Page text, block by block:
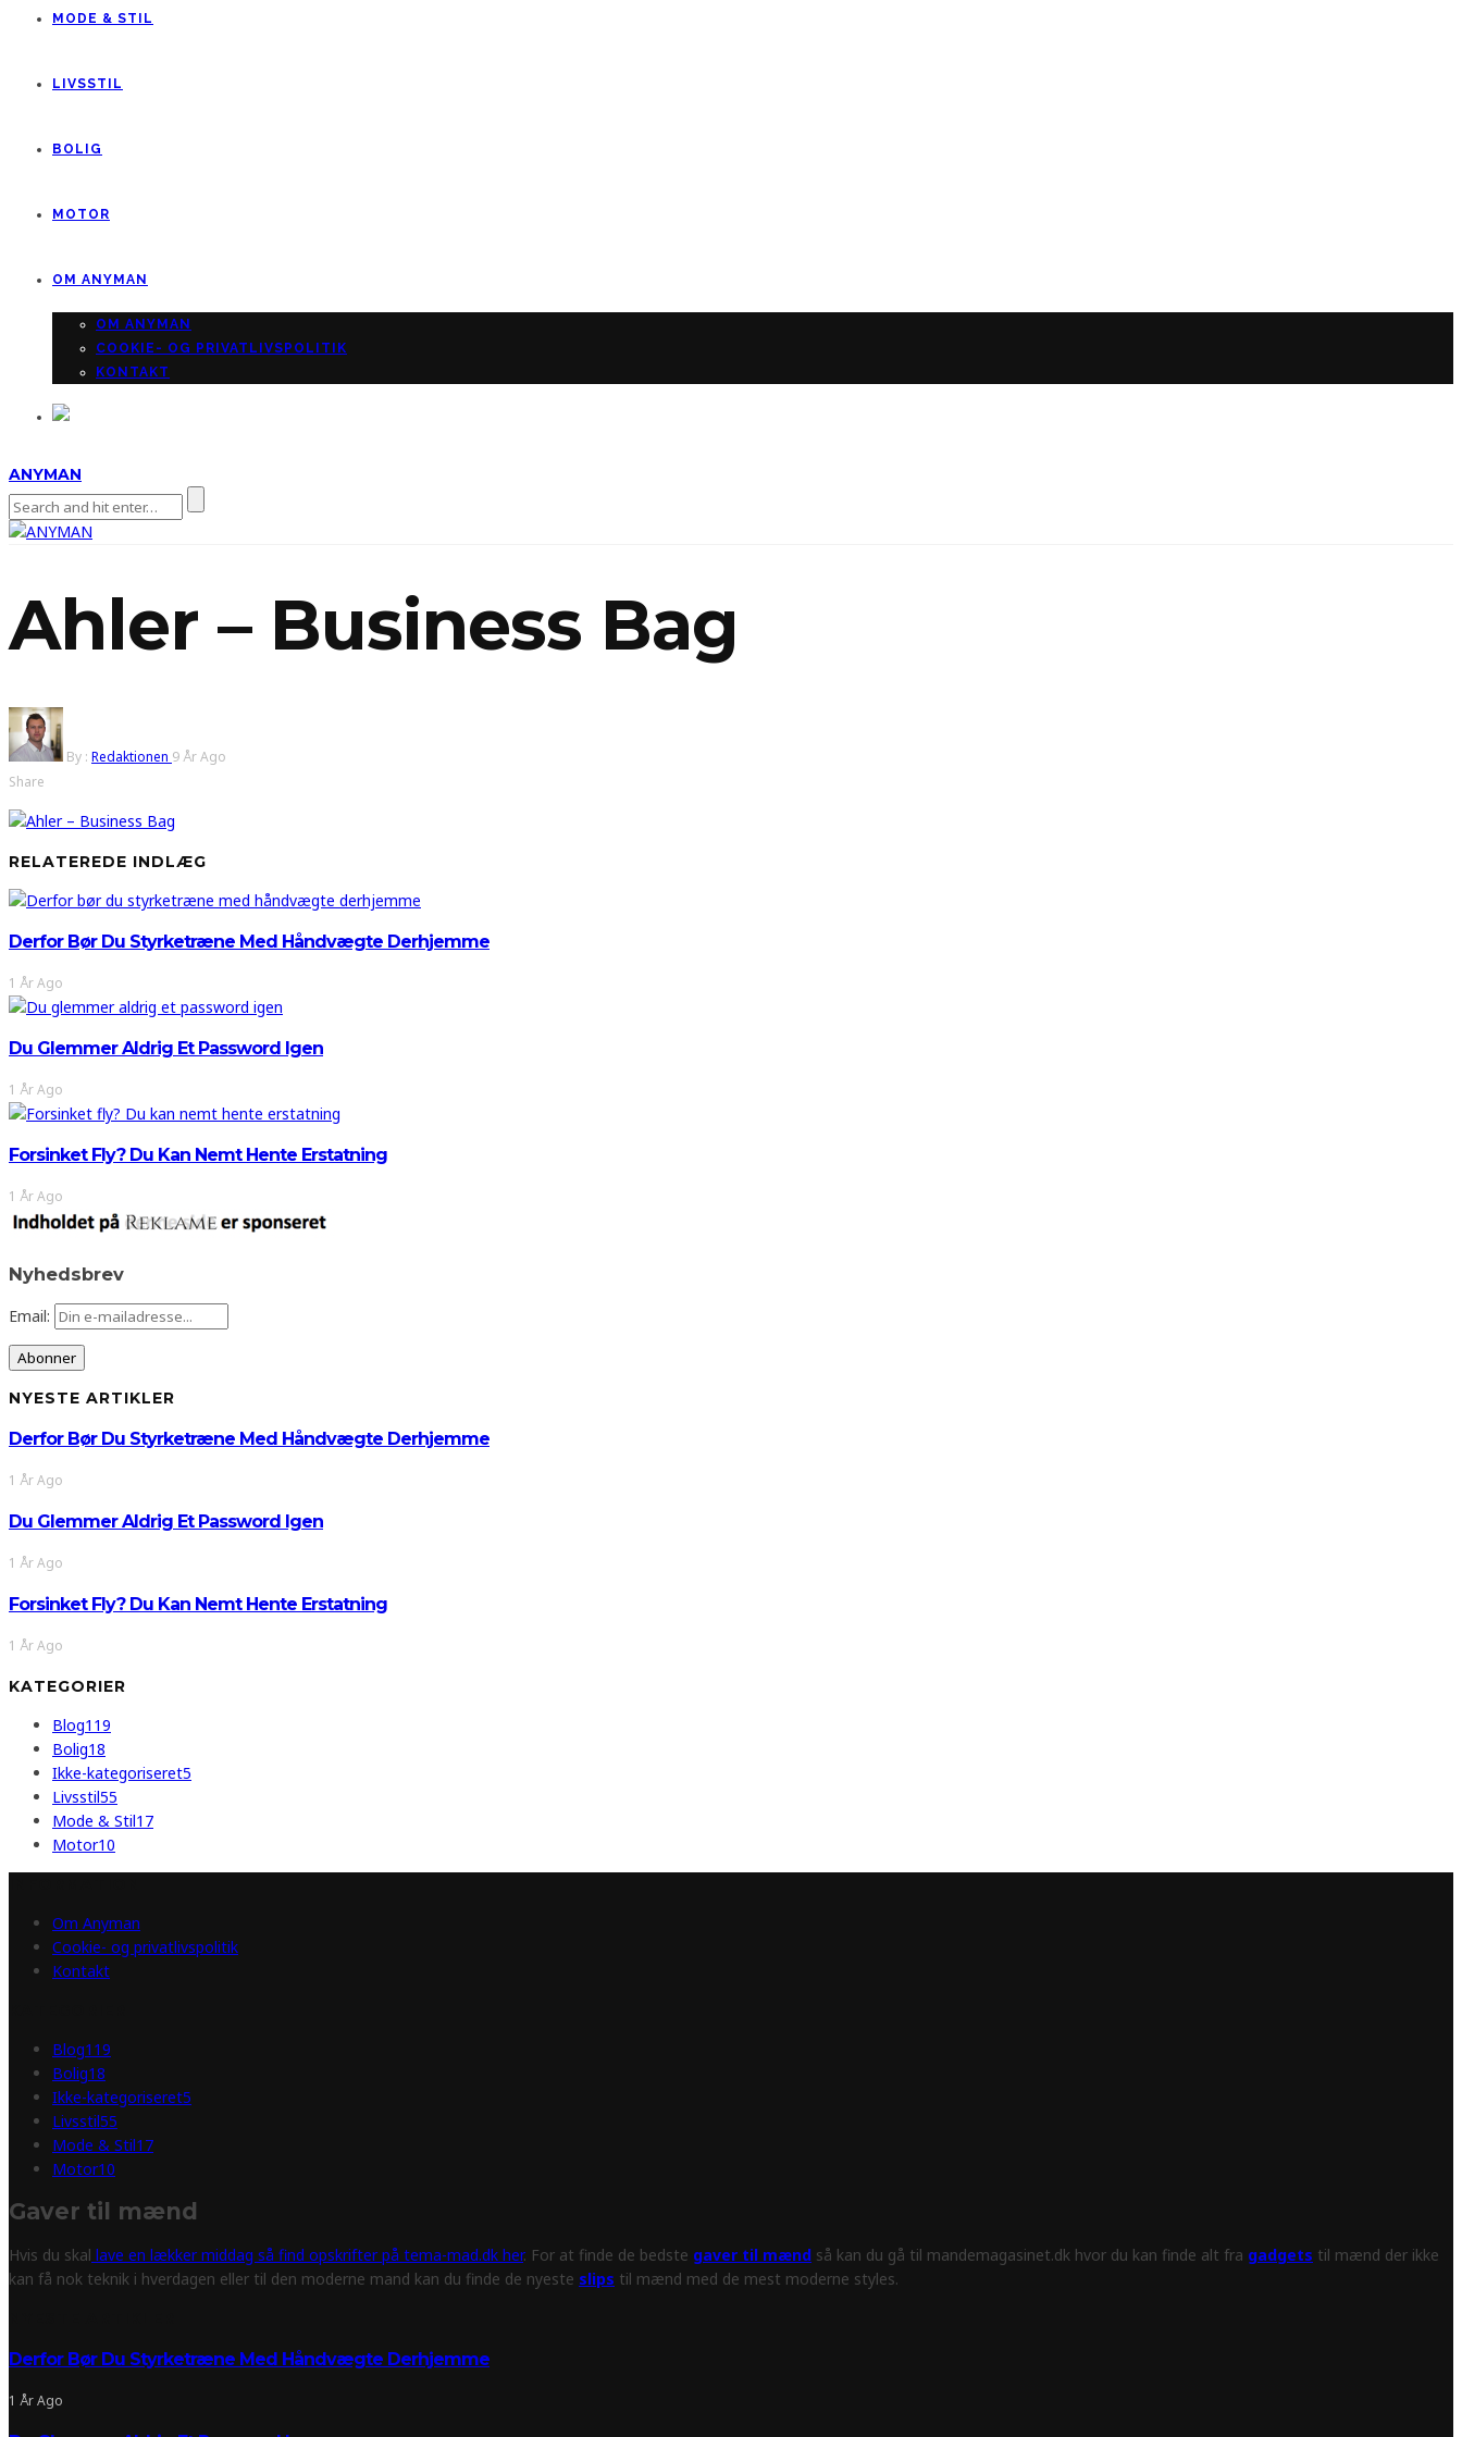
MODE & STIL
LIVSSTIL
BOLIG
MOTOR
OM ANYMAN
OM ANYMAN
COOKIE- OG PRIVATLIVSPOLITIK
KONTAKT
ANYMAN
Ahler – Business Bag
By : Redaktionen 9 År Ago
Share
RELATEREDE INDLÆG
Derfor Bør Du Styrketræne Med Håndvægte Derhjemme
1 År Ago
Du Glemmer Aldrig Et Password Igen
1 År Ago
Forsinket Fly? Du Kan Nemt Hente Erstatning
1 År Ago
Nyhedsbrev
Email:
NYESTE ARTIKLER
Derfor Bør Du Styrketræne Med Håndvægte Derhjemme
1 År Ago
Du Glemmer Aldrig Et Password Igen
1 År Ago
Forsinket Fly? Du Kan Nemt Hente Erstatning
1 År Ago
KATEGORIER
Blog119
Bolig18
Ikke-kategoriseret5
Livsstil55
Mode & Stil17
Motor10
Om Anyman
Cookie- og privatlivspolitik
Kontakt
Blog119
Bolig18
Ikke-kategoriseret5
Livsstil55
Mode & Stil17
Motor10
Gaver til mænd
Hvis du skal lave en lækker middag så find opskrifter på tema-mad.dk her. For at finde de bedste gaver til mænd så kan du gå til mandemagasinet.dk hvor du kan finde alt fra gadgets til mænd der ikke
kan få nok teknik i hverdagen eller til den moderne mand kan du finde de nyeste slips til mænd med de mest moderne styles.
Derfor Bør Du Styrketræne Med Håndvægte Derhjemme
1 År Ago